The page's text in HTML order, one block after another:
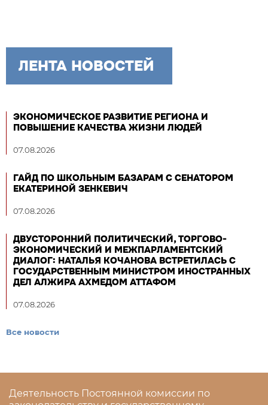
ЛЕНТА НОВОСТЕЙ
ЭКОНОМИЧЕСКОЕ РАЗВИТИЕ РЕГИОНА И
ПОВЫШЕНИЕ КАЧЕСТВА ЖИЗНИ ЛЮДЕЙ
07.08.2026
ГАЙД ПО ШКОЛЬНЫМ БАЗАРАМ С СЕНАТОРОМ
ЕКАТЕРИНОЙ ЗЕНКЕВИЧ
07.08.2026
ДВУСТОРОННИЙ ПОЛИТИЧЕСКИЙ, ТОРГОВО-
ЭКОНОМИЧЕСКИЙ И МЕЖПАРЛАМЕНТСКИЙ
ДИАЛОГ: НАТАЛЬЯ КОЧАНОВА ВСТРЕТИЛАСЬ С
ГОСУДАРСТВЕННЫМ МИНИСТРОМ ИНОСТРАННЫХ
ДЕЛ АЛЖИРА АХМЕДОМ АТТАФОМ
07.08.2026
Все новости
Деятельность Постоянной комиссии по